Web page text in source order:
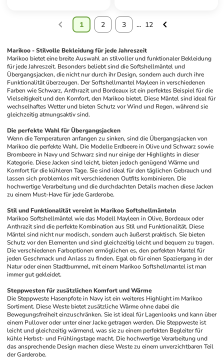
1 2 3 ... 12
Marikoo - Stilvolle Bekleidung für jede Jahreszeit
Marikoo bietet eine breite Auswahl an stilvoller und funktionaler Bekleidung
für jede Jahreszeit. Besonders beliebt sind die Softshellmäntel und
Übergangsjacken, die nicht nur durch ihr Design, sondern auch durch ihre
Funktionalität überzeugen. Der Softshellmantel Mayleen in verschiedenen
Farben wie Schwarz, Anthrazit und Bordeaux ist ein perfektes Beispiel für die
Vielseitigkeit und den Komfort, den Marikoo bietet. Diese Mäntel sind ideal für
wechselhaftes Wetter und bieten Schutz vor Wind und Regen, während sie
gleichzeitig atmungsaktiv sind.
Die perfekte Wahl für Übergangsjacken
Wenn die Temperaturen anfangen zu sinken, sind die Übergangsjacken von
Marikoo die perfekte Wahl. Die Modelle Erdbeere in Olive und Schwarz sowie
Brombeere in Navy und Schwarz sind nur einige der Highlights in dieser
Kategorie. Diese Jacken sind leicht, bieten jedoch genügend Wärme und
Komfort für die kühleren Tage. Sie sind ideal für den täglichen Gebrauch und
lassen sich problemlos mit verschiedenen Outfits kombinieren. Die
hochwertige Verarbeitung und die durchdachten Details machen diese Jacken
zu einem Must-Have für jede Garderobe.
Stil und Funktionalität vereint in Marikoo Softshellmänteln
Marikoo Softshellmäntel wie das Modell Mayleen in Olive, Bordeaux oder
Anthrazit sind die perfekte Kombination aus Stil und Funktionalität. Diese
Mäntel sind nicht nur modisch, sondern auch äußerst praktisch. Sie bieten
Schutz vor den Elementen und sind gleichzeitig leicht und bequem zu tragen.
Die verschiedenen Farboptionen ermöglichen es, den perfekten Mantel für
jeden Geschmack und Anlass zu finden. Egal ob für einen Spaziergang in der
Natur oder einen Stadtbummel, mit einem Marikoo Softshellmantel ist man
immer gut gekleidet.
Steppwesten für zusätzlichen Komfort und Wärme
Die Steppweste Hasenpfote in Navy ist ein weiteres Highlight im Marikoo
Sortiment. Diese Weste bietet zusätzliche Wärme ohne dabei die
Bewegungsfreiheit einzuschränken. Sie ist ideal für Lagenlooks und kann über
einem Pullover oder unter einer Jacke getragen werden. Die Steppweste ist
leicht und gleichzeitig wärmend, was sie zu einem perfekten Begleiter für
kühle Herbst- und Frühlingstage macht. Die hochwertige Verarbeitung und
das ansprechende Design machen diese Weste zu einem unverzichtbaren Teil
der Garderobe.